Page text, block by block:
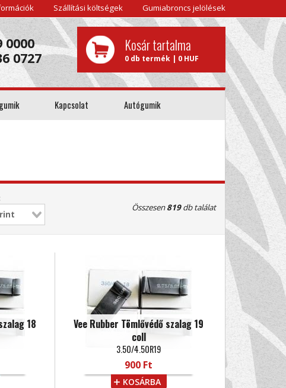
Szállítási költségek Gumiabroncs jelölések
Kosár tartalma
0 db termék | 0 HUF
0000
0727
Kapcsolat Autógumik
Összesen819db találat
18
Vee Rubber Tömlővédő szalag 19
coll
3.50/4.50R19
900 Ft
KOSÁRBA